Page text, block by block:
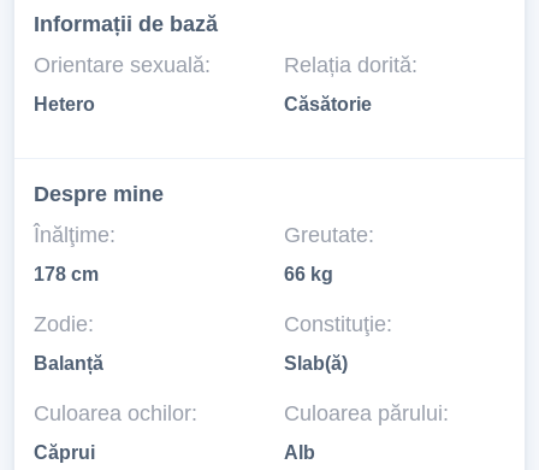
Informații de bază
Orientare sexuală:
Hetero
Relația dorită:
Căsătorie
Despre mine
Înălţime:
178 cm
Greutate:
66 kg
Zodie:
Balanță
Constituţie:
Slab(ă)
Culoarea ochilor:
Căprui
Culoarea părului:
Alb